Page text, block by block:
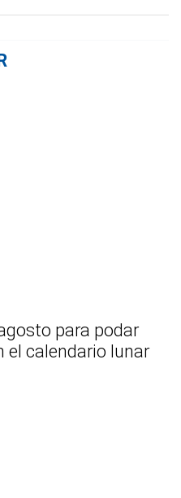
para podar
el calendario lunar